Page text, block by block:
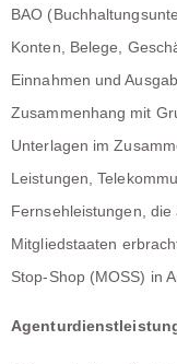
BAO
Konten, Belege,
Einnahmen und
Zusammenhang mit
Unterlagen im
Leistungen,
Fernsehleistungen,
Mitgliedstaaten
Stop-Shop (MOSS) in